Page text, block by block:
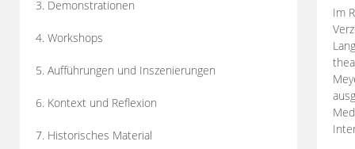
3. Demonstrationen
4. Workshops
5. Aufführungen und Inszenierungen
6. Kontext und Reflexion
7. Historisches Material
Im